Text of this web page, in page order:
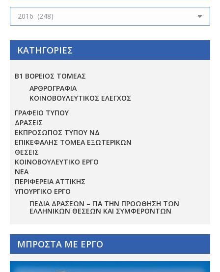
ΑΡΧΕΙΟ
ΚΑΤΗΓΟΡΙΕΣ
Β1 ΒΟΡΕΙΟΣ ΤΟΜΕΑΣ
ΑΡΘΡΟΓΡΑΦΙΑ
ΚΟΙΝΟΒΟΥΛΕΥΤΙΚΟΣ ΕΛΕΓΧΟΣ
ΓΡΑΦΕΙΟ ΤΥΠΟΥ
ΔΡΑΣΕΙΣ
ΕΚΠΡΟΣΩΠΟΣ ΤΥΠΟΥ ΝΔ
ΕΠΙΚΕΦΑΛΗΣ ΤΟΜΕΑ ΕΞΩΤΕΡΙΚΩΝ
ΘΕΣΕΙΣ
ΚΟΙΝΟΒΟΥΛΕΥΤΙΚΟ ΕΡΓΟ
ΝΕΑ
ΠΕΡΙΦΕΡΕΙΑ ΑΤΤΙΚΗΣ
ΥΠΟΥΡΓΙΚΟ ΕΡΓΟ
ΠΕΔΊΑ ΔΡΆΣΕΩΝ – ΓΙΑ ΤΗΝ ΠΡΟΏΘΗΣΗ ΤΩΝ
ΕΛΛΗΝΙΚΏΝ ΘΈΣΕΩΝ ΚΑΙ ΣΥΜΦΕΡΌΝΤΩΝ
ΜΠΡΟΣΤΑ ΜΕ ΕΡΓΟ